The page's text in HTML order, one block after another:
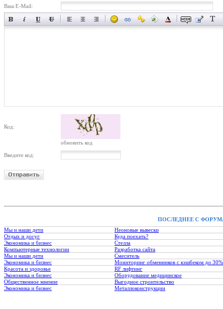
Ваш E-Mail:
Код:
обновить код
Введите код:
ПОСЛЕДНЕЕ С
Мы и наши дети
Неоновые вывески
Отдых и досуг
Куда поехать?
Экономика и бизнес
Стелла
Компьютерные технологии
Разработка сайта
Мы и наши дети
Смеситель
Экономика и бизнес
Мониторинг обменников с кэшбеком до 30%
Красота и здоровье
RF лифтинг
Экономика и бизнес
Оборудование медицинское
Общественное мнение
Выгодное строительство
Экономика и бизнес
Металлоконструкции